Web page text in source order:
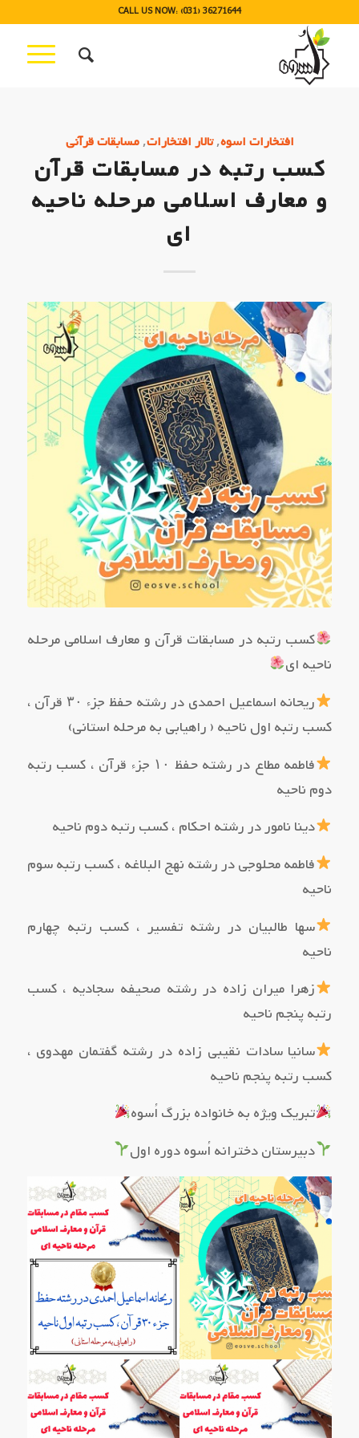
CALL US NOW: (031) 36271644
افتخارات اسوه,تالار افتخارات,مسابقات قرآنی
کسب رتبه در مسابقات قرآن
و معارف اسلامی مرحله ناحیه
ای
کسب رتبه در مسابقات قرآن و معارف اسلامی مرحله
ناحیه ای
ریحانه اسماعیل احمدی در رشته حفظ جزء ۳۰ قرآن ،
کسب رتبه اول ناحیه ( راهیابی به مرحله استانی)
فاطمه مطاع در رشته حفظ ۱۰ جزء قرآن ، کسب رتبه
دوم ناحیه
دینا نامور در رشته احکام ، کسب رتبه دوم ناحیه
فاطمه محلوجی در رشته نهج البلاغه ، کسب رتبه سوم
ناحیه
سها طالبیان در رشته تفسیر ، کسب رتبه چهارم
ناحیه
زهرا میران زاده در رشته صحیفه سجادیه ، کسب
رتبه پنجم ناحیه
سانیا سادات نقیبی زاده در رشته گفتمان مهدوی ،
کسب رتبه پنجم ناحیه
تبریک ویژه به خانواده بزرگ اُسوه
دبیرستان دخترانه اُسوه دوره اول